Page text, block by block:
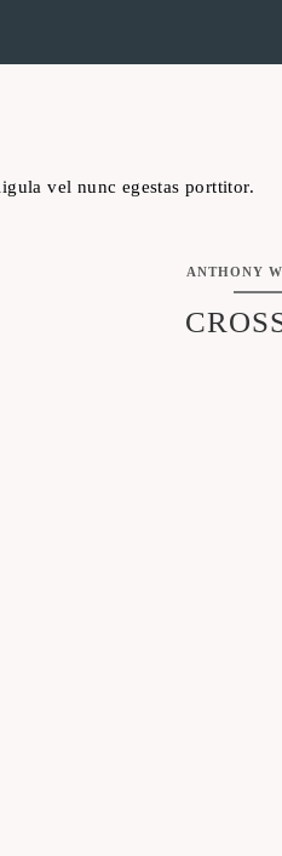
vel nunc egestas porttitor.
ANTHONY